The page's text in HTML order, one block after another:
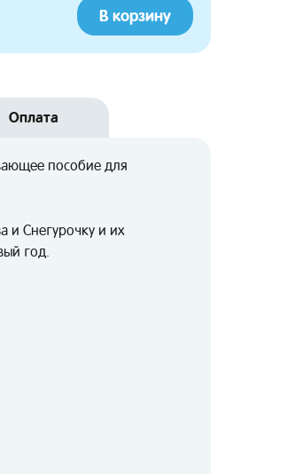
В корзину
Оплата
пособие для
и Снегурочку и их
год.